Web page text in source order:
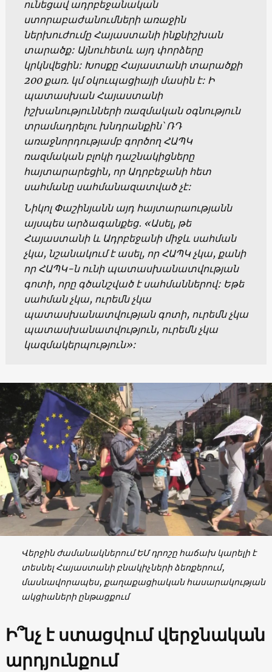
ունեցավ ադրբեջանական
ստորաբաժանումների առաջին
ներխուժումը Հայաստանի ինքնիշխան
տարածք: Այնուհետև այդ փորձերը
կրկնվեցին: Խոսքը Հայաստանի տարածքի
200 քառ. կմ օկուպացիայի մասին է: Ի
պատասխան Հայաստանի
իշխանությունների ռազմական օգնություն
տրամադրելու խնդրանքին՝ ՌԴ
առաջնորդությամբ գործող ՀԱՊԿ
ռազմական բլոկի դաշնակիցները
հայտարարեցին, որ Ադրբեջանի հետ
սահմանը սահմանազատված չէ:
Նիկոլ Փաշինյանն այդ հայտարաությանն
այսպես արձագանքեց․ «Ասել, թե
Հայաստանի և Ադրբեջանի միջև սահման
չկա, նշանակում է ասել, որ ՀԱՊԿ չկա, քանի
որ ՀԱՊԿ-ն ունի պատասխանատվության
գոտի, որը գծանշված է սահմաններով: Եթե
սահման չկա, ուրեմն չկա
պատասխանատվության գոտի, ուրեմն չկա
պատասխանատվություն, ուրեմն չկա
կազմակերպություն»:
Վերջին ժամանակներում ԵՄ դրոշը հաճախ կարելի է
տեսնել Հայաստանի բնակիչների ձեռքերում,
մասնավորապես, քաղաքացիական հասարակության
ակցիաների ընթացքում
Ի՞նչ է ստացվում վերջնական
արդյունքում